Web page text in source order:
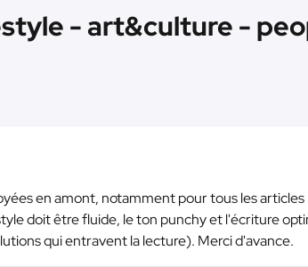
- art&culture -
en amont, notamment pour tous les articles
doit être fluide, le ton punchy et l'écriture
qui entravent la lecture). Merci d'avance.